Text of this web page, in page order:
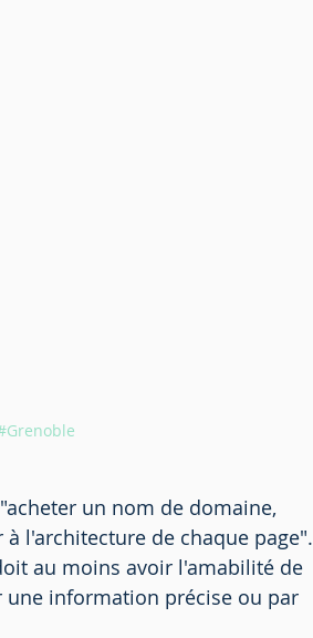
un nom de domaine,
l'architecture de chaque page".
au moins avoir l'amabilité de
information précise ou par